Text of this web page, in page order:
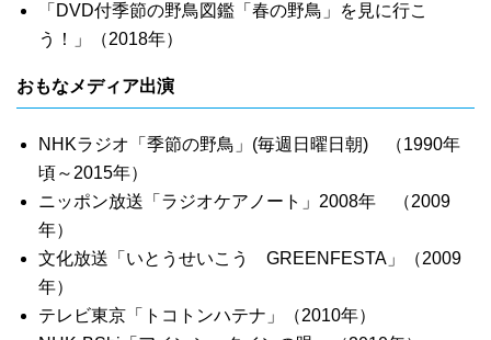
「DVD付季節の野鳥図鑑「春の野鳥」を見に行こ
う！」（2018年）
おもなメディア出演
NHKラジオ「季節の野鳥」(毎週日曜日朝) （1990年
頃～2015年）
ニッポン放送「ラジオケアノート」2008年 （2009
年）
文化放送「いとうせいこう GREENFESTA」（2009
年）
テレビ東京「トコトンハテナ」（2010年）